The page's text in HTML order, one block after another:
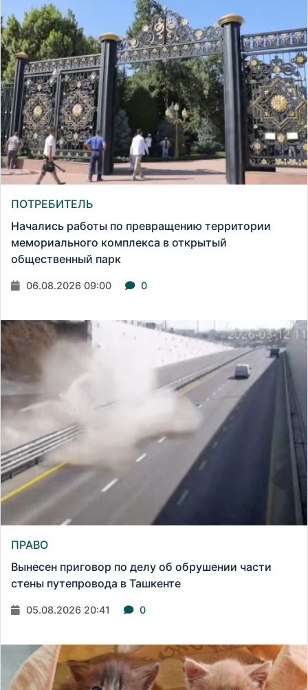
ПОТРЕБИТЕЛЬ
Начались работы по превращению территории
мемориального комплекса в открытый
общественный парк
06.08.2026 09:00 0
ПРАВО
Вынесен приговор по делу об обрушении части
стены путепровода в Ташкенте
05.08.2026 20:41 0